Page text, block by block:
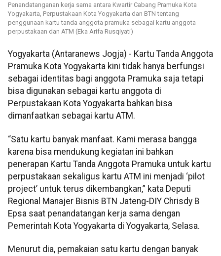
Penandatanganan kerja sama antara Kwartir Cabang Pramuka Kota
Yogyakarta, Perpustakaan Kota Yogyakarta dan BTN tentang
penggunaan kartu tanda anggota pramuka sebagai kartu anggota
perpustakaan dan ATM (Eka Arifa Rusqiyati)
Yogyakarta (Antaranews Jogja) - Kartu Tanda Anggota
Pramuka Kota Yogyakarta kini tidak hanya berfungsi
sebagai identitas bagi anggota Pramuka saja tetapi
bisa digunakan sebagai kartu anggota di
Perpustakaan Kota Yogyakarta bahkan bisa
dimanfaatkan sebagai kartu ATM.
“Satu kartu banyak manfaat. Kami merasa bangga
karena bisa mendukung kegiatan ini bahkan
penerapan Kartu Tanda Anggota Pramuka untuk kartu
perpustakaan sekaligus kartu ATM ini menjadi ‘pilot
project’ untuk terus dikembangkan,” kata Deputi
Regional Manajer Bisnis BTN Jateng-DIY Chrisdy B
Epsa saat penandatangan kerja sama dengan
Pemerintah Kota Yogyakarta di Yogyakarta, Selasa.
Menurut dia, pemakaian satu kartu dengan banyak